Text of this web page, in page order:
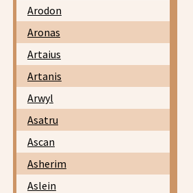
Arodon
Aronas
Artaius
Artanis
Arwyl
Asatru
Ascan
Asherim
Aslein